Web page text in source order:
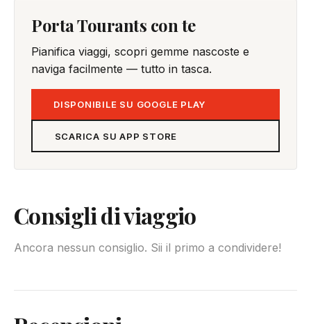
Porta Tourants con te
Pianifica viaggi, scopri gemme nascoste e
naviga facilmente — tutto in tasca.
DISPONIBILE SU GOOGLE PLAY
SCARICA SU APP STORE
Consigli di viaggio
Ancora nessun consiglio. Sii il primo a condividere!